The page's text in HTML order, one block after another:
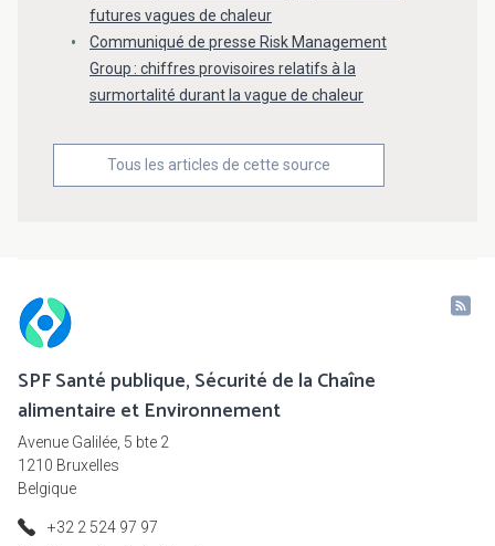
futures vagues de chaleur
Communiqué de presse Risk Management
Group : chiffres provisoires relatifs à la
surmortalité durant la vague de chaleur
Tous les articles de cette source
SPF Santé publique, Sécurité de la Chaîne
alimentaire et Environnement
Avenue Galilée, 5 bte 2
1210 Bruxelles
Belgique
+32 2 524 97 97